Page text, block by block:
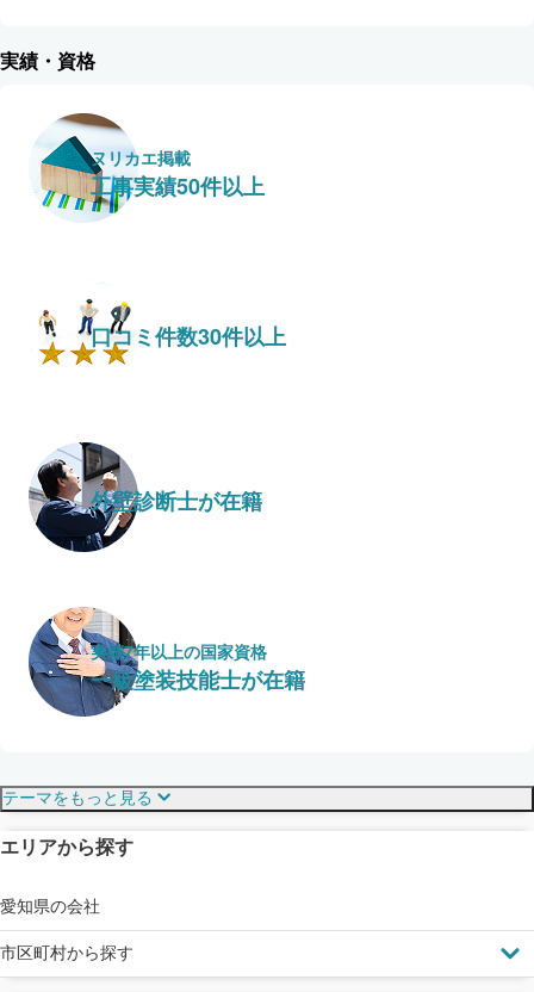
実績・資格
ヌリカエ掲載
工事実績50件以上
口コミ件数30件以上
外壁診断士が在籍
実績7年以上の国家資格
一級塗装技能士が在籍
見えにくい屋根も安心
ドローン診断
テーマをもっと見る
エリアから探す
愛知県の会社
市区町村から探す